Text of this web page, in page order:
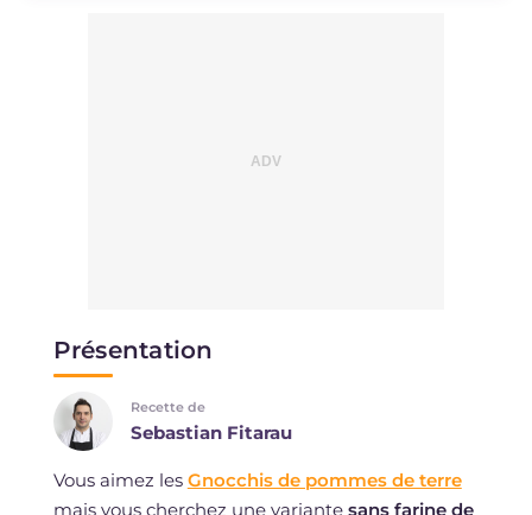
Présentation
Recette de
Sebastian Fitarau
Vous aimez les Gnocchis de pommes de terre
mais vous cherchez une variante sans farine de